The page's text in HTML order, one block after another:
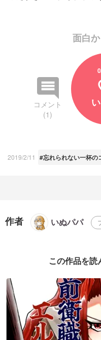
面白
コメント
(1)
0
2019/2/11 #忘れられない一杯
作者 いぬパパ
この作品を読